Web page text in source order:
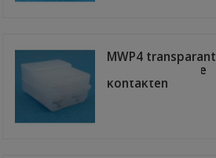
MWP4 transparant
10st voor female
kontakten